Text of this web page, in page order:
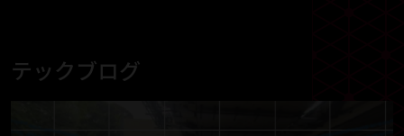
テックブログ